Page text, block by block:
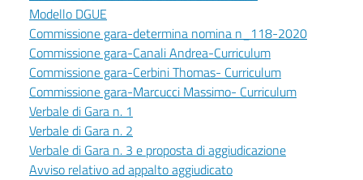
Modello DGUE
Commissione gara-determina nomina n_118-2020
Commissione gara-Canali Andrea-Curriculum
Commissione gara-Cerbini Thomas- Curriculum
Commissione gara-Marcucci Massimo- Curriculum
Verbale di Gara n. 1
Verbale di Gara n. 2
Verbale di Gara n. 3 e proposta di aggiudicazione
Avviso relativo ad appalto aggiudicato